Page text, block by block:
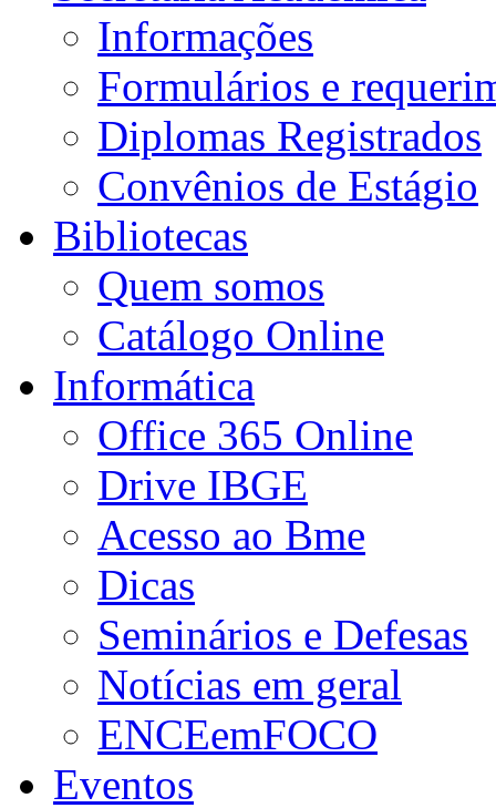
Informações
Formulários e
Diplomas Registrados
Convênios de Estágio
Bibliotecas
Quem somos
Catálogo Online
Informática
Office 365 Online
Drive IBGE
Acesso ao Bme
Dicas
Seminários e Defesas
Notícias em geral
ENCEemFOCO
Eventos